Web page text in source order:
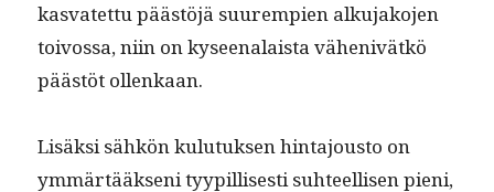
kas­vatet­tu päästöjä suurem­pi­en alku­jako­jen
toivos­sa, niin on kyseenalaista vähenivätkö
päästöt ollenkaan.
Lisäk­si sähkön kulu­tuk­sen hin­ta­jous­to on
ymmärtääk­seni tyyp­il­lis­es­ti suh­teel­lisen pieni,